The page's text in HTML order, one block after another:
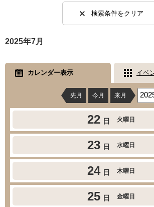
検索条件をクリア
2025年7月
カレンダー表示 イベ
先月 今月 来月
22 日 火曜日
23 日 水曜日
24 日 木曜日
25 日 金曜日